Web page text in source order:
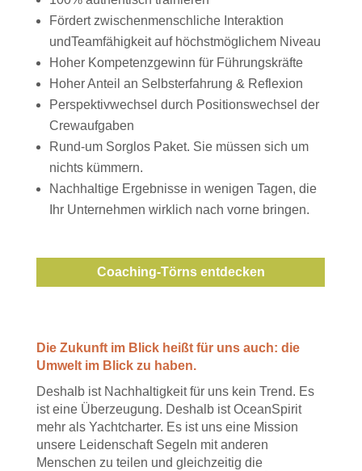
Fördert zwischenmenschliche Interaktion
undTeamfähigkeit auf höchstmöglichem Niveau
Hoher Kompetenzgewinn für Führungskräfte
Hoher Anteil an Selbsterfahrung & Reflexion
Perspektivwechsel durch Positionswechsel der
Crewaufgaben
Rund-um Sorglos Paket. Sie müssen sich um
nichts kümmern.
Nachhaltige Ergebnisse in wenigen Tagen, die
Ihr Unternehmen wirklich nach vorne bringen.
Coaching-Törns entdecken
Die Zukunft im Blick heißt für uns auch: die
Umwelt im Blick zu haben.
Deshalb ist Nachhaltigkeit für uns kein Trend. Es
ist eine Überzeugung. Deshalb ist OceanSpirit
mehr als Yachtcharter. Es ist uns eine Mission
unsere Leidenschaft Segeln mit anderen
Menschen zu teilen und gleichzeitig die